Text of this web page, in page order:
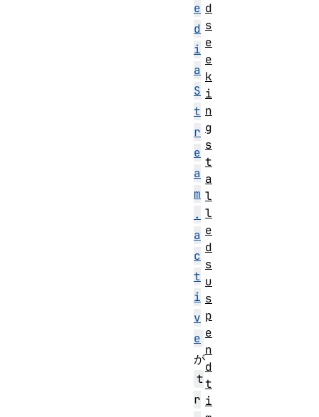
e
d
i
a
S
t
r
e
a
m
.
a
c
t
i
v
e
が
t
r
d
s
e
e
k
i
n
g
s
t
a
l
l
e
d
s
u
s
p
e
n
d
t
i